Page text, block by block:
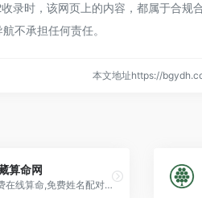
录时，该网页上的内容，都属于合规
不承担任何责任。
本文地址https://
算命网
免费在线算命,免费姓名配对测试,免费在线起名字,号码吉凶查询,每日运势运程等